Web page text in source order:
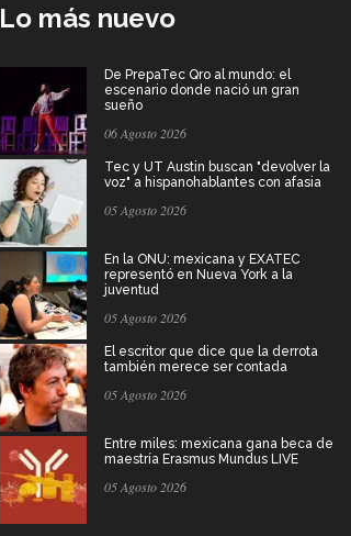
Lo más nuevo
De PrepaTec Qro al mundo: el
escenario donde nació un gran
sueño
06 Agosto 2026
Tec y UT Austin buscan "devolver la
voz" a hispanohablantes con afasia
05 Agosto 2026
En la ONU: mexicana y EXATEC
representó en Nueva York a la
juventud
05 Agosto 2026
El escritor que dice que la derrota
también merece ser contada
05 Agosto 2026
Entre miles: mexicana gana beca de
maestría Erasmus Mundus LIVE
05 Agosto 2026